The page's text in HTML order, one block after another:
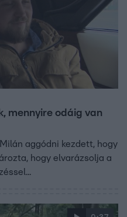
mennyire odáig van
aggódni kezdett, hogy
hogy elvarázsolja a